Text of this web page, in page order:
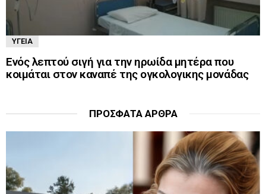
ΥΓΕΊΑ
Ενός λεπτού σιγή για την ηρωίδα μητέρα που
κοιμάται στον καναπέ της ογκολογικης μονάδας
ΠΡΌΣΦΑΤΑ ΆΡΘΡΑ